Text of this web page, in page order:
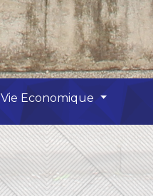
Vie Economique